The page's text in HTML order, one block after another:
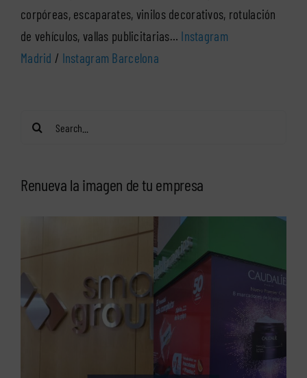
corpóreas, escaparates, vinilos decorativos, rotulación
de vehículos, vallas publicitarias… Instagram
Madrid / Instagram Barcelona
Search
Renueva la imagen de tu empresa